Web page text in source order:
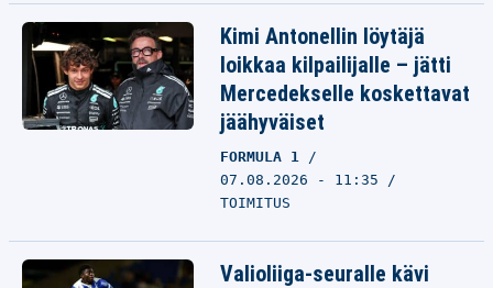
Kimi Antonellin löytäjä
loikkaa kilpailijalle – jätti
Mercedekselle koskettavat
jäähyväiset
FORMULA 1
07.08.2026 - 11:35
TOIMITUS
Valioliiga-seuralle kävi